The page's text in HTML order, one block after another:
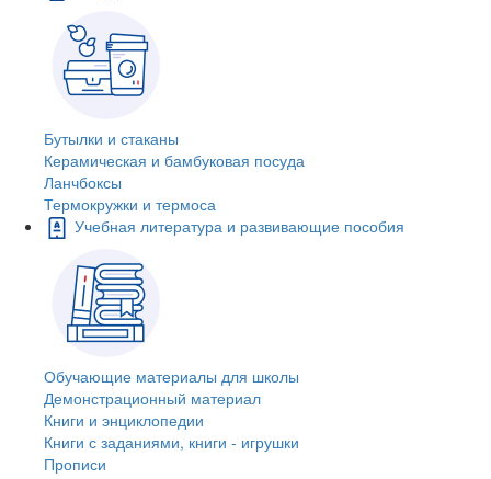
Бутылки и стаканы
Керамическая и бамбуковая посуда
Ланчбоксы
Термокружки и термоса
Учебная литература и развивающие пособия
Обучающие материалы для школы
Демонстрационный материал
Книги и энциклопедии
Книги с заданиями, книги - игрушки
Прописи